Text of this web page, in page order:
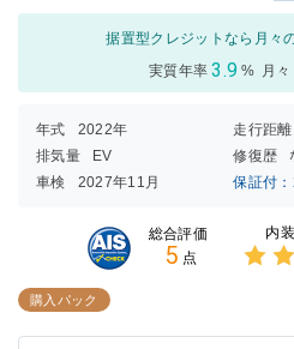
据置型クレジットなら月々
実質年率 3.9 % 月々
年式 2022年 走行距離
排気量
EV 修復歴
車検
2027年11月 保証付
総合評価
5 点
内装
購入パック